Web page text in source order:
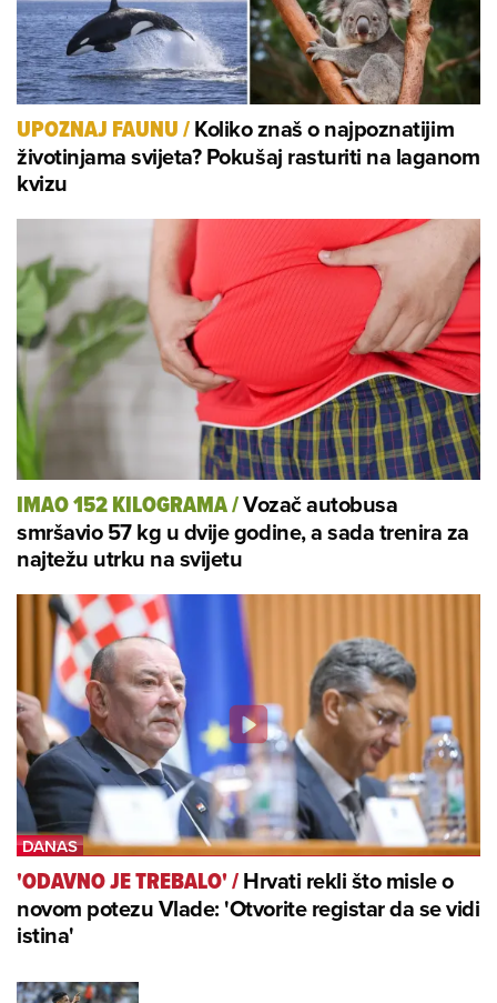
UPOZNAJ FAUNU/Koliko znaš o najpoznatijim
životinjama svijeta? Pokušaj rasturiti na laganom
kvizu
IMAO 152 KILOGRAMA/Vozač autobusa
smršavio 57 kg u dvije godine, a sada trenira za
najtežu utrku na svijetu
'ODAVNO JE TREBALO'/Hrvati rekli što misle o
novom potezu Vlade: 'Otvorite registar da se vidi
istina'